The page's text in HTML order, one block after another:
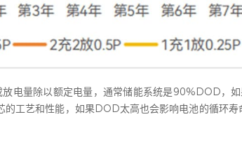
电量除以额定电量，通常储能系统是90%DOD，
的工艺和性能，如果DOD太高也会影响电池的循环